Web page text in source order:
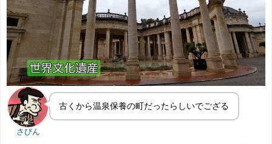
さびん
古くから温泉保養の町だったらしいでござる